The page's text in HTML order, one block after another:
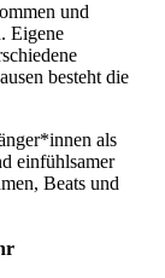
und
Eigene
besteht die
als
einfühlsamer
Beats und